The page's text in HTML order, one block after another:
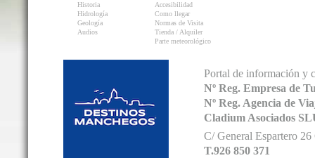
Historia
Hidrología
Geología
Audios
Accesibilidad
Como llegar
Normas de Visita
Tienda / Alquiler
Parte meteorológico
Portal de información y
Nº Reg. Empresa de
Nº Reg. Agencia de
Cladium Asociados
C/ General Espartero
T.926 850 371